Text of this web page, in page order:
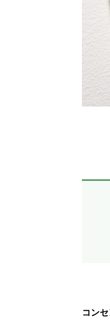
コン